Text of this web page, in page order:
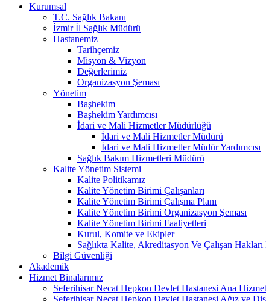
Kurumsal
T.C. Sağlık Bakanı
İzmir İl Sağlık Müdürü
Hastanemiz
Tarihçemiz
Misyon & Vizyon
Değerlerimiz
Organizasyon Şeması
Yönetim
Başhekim
Başhekim Yardımcısı
İdari ve Mali Hizmetler Müdürlüğü
İdari ve Mali Hizmetler Müdürü
İdari ve Mali Hizmetler Müdür Yardımcısı
Sağlık Bakım Hizmetleri Müdürü
Kalite Yönetim Sistemi
Kalite Politikamız
Kalite Yönetim Birimi Çalışanları
Kalite Yönetim Birimi Çalışma Planı
Kalite Yönetim Birimi Organizasyon Şeması
Kalite Yönetim Birimi Faaliyetleri
Kurul, Komite ve Ekipler
Sağlıkta Kalite, Akreditasyon Ve Çalışan Hakları
Bilgi Güvenliği
Akademik
Hizmet Binalarımız
Seferihisar Necat Hepkon Devlet Hastanesi Ana
Seferihisar Necat Hepkon Devlet Hastanesi Ağız ve